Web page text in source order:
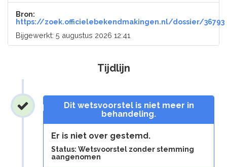
Bron:
https://zoek.officielebekendmakingen.nl/dossier/36793
Bijgewerkt: 5 augustus 2026 12:41
Tijdlijn
Dit wetsvoorstel is niet meer in
behandeling.
Er is niet over gestemd.
Status: Wetsvoorstel zonder stemming
aangenomen